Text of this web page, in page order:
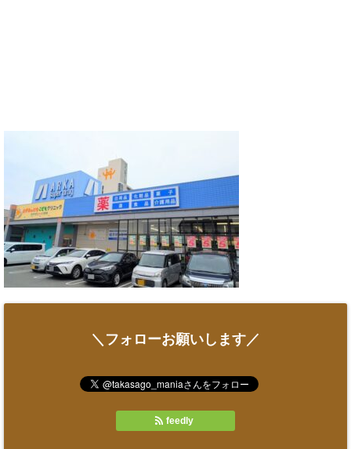
＼フォローお願いします／
feedly